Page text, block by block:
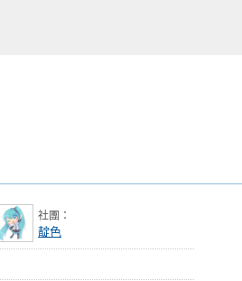
社團：
靛色